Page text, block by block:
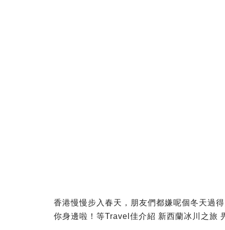
香港慢慢步入春天，朋友們都嫌呢個冬天過
你身邊啦！等Travel佳介紹 新西蘭冰川之旅